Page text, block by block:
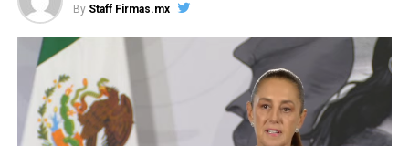
COMPARTE ESTA INFORMACIÓN
By Staff Firmas.mx